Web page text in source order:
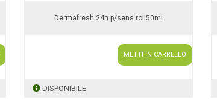
Dermafresh 24h p/sens roll50ml
METTI IN CARRELLO
DISPONIBILE